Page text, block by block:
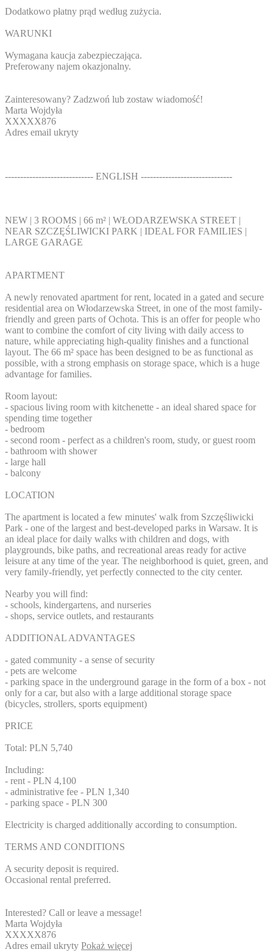
Dodatkowo płatny prąd według zużycia.
WARUNKI
Wymagana kaucja zabezpieczająca.
Preferowany najem okazjonalny.
Zainteresowany? Zadzwoń lub zostaw wiadomość!
Marta Wojdyła
XXXXX876
Adres email ukryty
----------------------------- ENGLISH ------------------------------
NEW | 3 ROOMS | 66 m² | WŁODARZEWSKA STREET |
NEAR SZCZĘŚLIWICKI PARK | IDEAL FOR FAMILIES |
LARGE GARAGE
APARTMENT
A newly renovated apartment for rent, located in a gated and secure
residential area on Włodarzewska Street, in one of the most family-
friendly and green parts of Ochota. This is an offer for people who
want to combine the comfort of city living with daily access to
nature, while appreciating high-quality finishes and a functional
layout. The 66 m² space has been designed to be as functional as
possible, with a strong emphasis on storage space, which is a huge
advantage for families.
Room layout:
- spacious living room with kitchenette - an ideal shared space for
spending time together
- bedroom
- second room - perfect as a children's room, study, or guest room
- bathroom with shower
- large hall
- balcony
LOCATION
The apartment is located a few minutes' walk from Szczęśliwicki
Park - one of the largest and best-developed parks in Warsaw. It is
an ideal place for daily walks with children and dogs, with
playgrounds, bike paths, and recreational areas ready for active
leisure at any time of the year. The neighborhood is quiet, green, and
very family-friendly, yet perfectly connected to the city center.
Nearby you will find:
- schools, kindergartens, and nurseries
- shops, service outlets, and restaurants
ADDITIONAL ADVANTAGES
- gated community - a sense of security
- pets are welcome
- parking space in the underground garage in the form of a box - not
only for a car, but also with a large additional storage space
(bicycles, strollers, sports equipment)
PRICE
Total: PLN 5,740
Including:
- rent - PLN 4,100
- administrative fee - PLN 1,340
- parking space - PLN 300
Electricity is charged additionally according to consumption.
TERMS AND CONDITIONS
A security deposit is required.
Occasional rental preferred.
Interested? Call or leave a message!
Marta Wojdyła
XXXXX876
Adres email ukryty Pokaż więcej